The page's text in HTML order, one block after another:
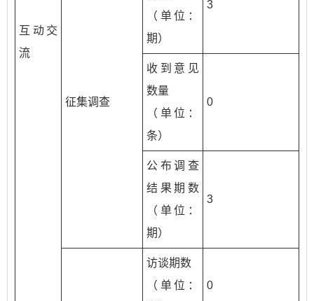
互动交
流
征集调查
（单位：
期）
3
收到意见
数量
（单位：
条）
0
公布调查
结果期数
（单位：
期）
3
访谈期数
（单位：
0